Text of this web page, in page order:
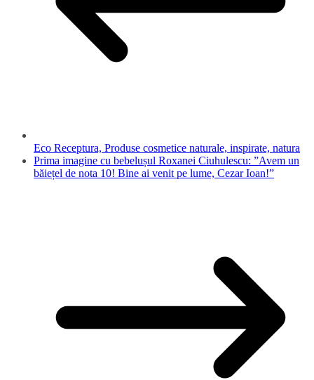
Eco Receptura, Produse cosmetice naturale, inspirate, natura
Prima imagine cu bebelușul Roxanei Ciuhulescu: ”Avem un
băiețel de nota 10! Bine ai venit pe lume, Cezar Ioan!”